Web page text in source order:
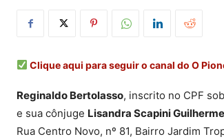
Clique aqui para seguir o canal do O
Reginaldo Bertolasso, inscrito no CPF
e sua cônjuge Lisandra Scapini Guilherme
Rua Centro Novo, nº 81, Bairro Jardim